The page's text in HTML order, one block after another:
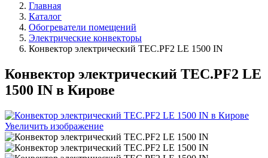
Главная
Каталог
Обогреватели помещений
Электрические конвекторы
Конвектор электрический TEC.PF2 LE 1500 IN
Конвектор электрический TEC.PF2 LE
1500 IN в Кирове
Увеличить изображение